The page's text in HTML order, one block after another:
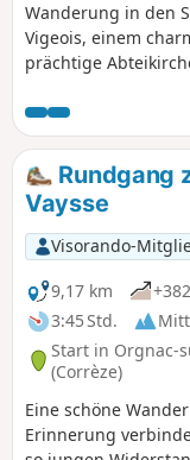
Wanderung in den
Vigeois, einem
prächtige
und wieder
Sie am ehemaligen
die alte Brücke (12.
Anglais) und
entfernt befindet
Rundgang
Vaysse
Visorando-
9,17 km
3:45 Std.
Start in Orgnac-
(Corrèze)
Eine schöne
Erinnerung